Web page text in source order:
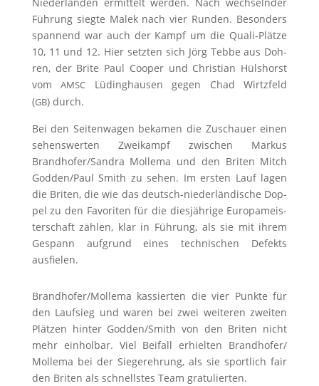
Füh­rung sieg­te Malek nach vier Run­den. Beson­ders
span­nend war auch der Kampf um die Qua­li-Plät­ze
10, 11 und 12. Hier setz­ten sich Jörg Teb­be aus Doh­
ren, der Bri­te Paul Coo­per und Chris­ti­an Hüls­horst
vomAMSC Lüding­hau­sen gegen Chad Wirtz­feld
(GB) durch.
Bei den Sei­ten­wa­gen beka­men die Zuschau­er einen
sehens­wer­ten Zwei­kampf zwi­schen Mar­kus
Brandhofer/​Sandra Mol­le­ma und den Bri­ten Mitch
Godden/​Paul Smith zu sehen. Im ers­ten Lauf lagen
die Bri­ten, die wie das deutsch-nie­der­län­di­sche Dop­
pel zu den Favo­ri­ten für die dies­jäh­ri­ge Euro­pa­meis­
ter­schaft zäh­len, klar in Füh­rung, als sie mit ihrem
Gespann auf­grund eines tech­ni­schen Defekts
ausfielen.
Brandhofer/​Mollema kas­sier­ten die vier Punk­te für
den Lauf­sieg und waren bei zwei wei­te­ren zwei­ten
Plät­zen hin­ter Godden/​Smith von den Bri­ten nicht
mehr ein­hol­bar. Viel Bei­fall erhiel­ten Brandhofer/​
Mollema bei der Sie­ger­eh­rung, als sie sport­lich fair
den Bri­ten als schnells­tes Team gratulierten.